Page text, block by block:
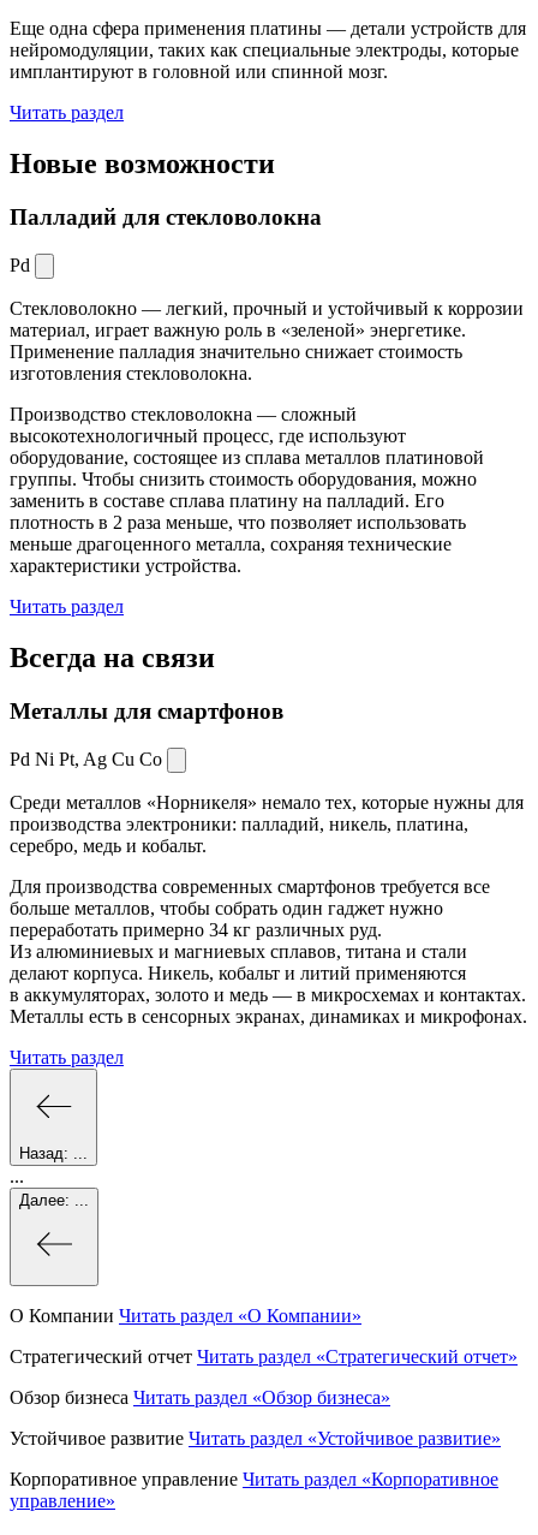
Еще одна сфера применения платины — детали устройств для
нейромодуляции, таких как специальные электроды, которые
имплантируют в головной или спинной мозг.
Читать раздел
Новые возможности
Палладий для стекловолокна
Pd
Стекловолокно — легкий, прочный и устойчивый к коррозии
материал, играет важную роль в «зеленой» энергетике.
Применение палладия значительно снижает стоимость
изготовления стекловолокна.
Производство стекловолокна — сложный
высокотехнологичный процесс, где используют
оборудование, состоящее из сплава металлов платиновой
группы. Чтобы снизить стоимость оборудования, можно
заменить в составе сплава платину на палладий. Его
плотность в 2 раза меньше, что позволяет использовать
меньше драгоценного металла, сохраняя технические
характеристики устройства.
Читать раздел
Всегда на связи
Металлы для смартфонов
Pd Ni Pt, Ag Cu Co
Среди металлов «Норникеля» немало тех, которые нужны для
производства электроники: палладий, никель, платина,
серебро, медь и кобальт.
Для производства современных смартфонов требуется все
больше металлов, чтобы собрать один гаджет нужно
переработать примерно 34 кг различных руд.
Из алюминиевых и магниевых сплавов, титана и стали
делают корпуса. Никель, кобальт и литий применяются
в аккумуляторах, золото и медь — в микросхемах и контактах.
Металлы есть в сенсорных экранах, динамиках и микрофонах.
Читать раздел
Назад:
...
Далее:
О Компании Читать раздел «О Компании»
Стратегический отчет Читать раздел «Стратегический отчет»
Обзор бизнеса Читать раздел «Обзор бизнеса»
Устойчивое развитие Читать раздел «Устойчивое развитие»
Корпоративное управление Читать раздел «Корпоративное
управление»